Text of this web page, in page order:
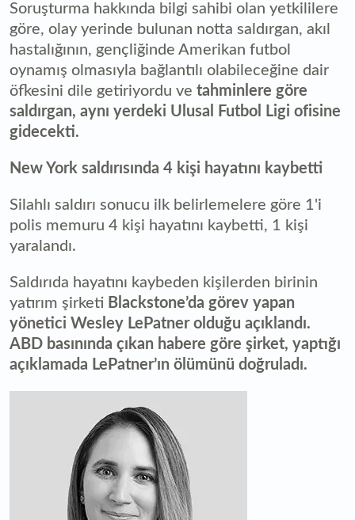
Soruşturma hakkında bilgi sahibi olan yetkililere
göre, olay yerinde bulunan notta saldırgan, akıl
hastalığının, gençliğinde Amerikan futbol
oynamış olmasıyla bağlantılı olabileceğine dair
öfkesini dile getiriyordu ve tahminlere göre
saldırgan, aynı yerdeki Ulusal Futbol Ligi ofisine
gidecekti.
New York saldırısında 4 kişi hayatını kaybetti
Silahlı saldırı sonucu ilk belirlemelere göre 1'i
polis memuru 4 kişi hayatını kaybetti, 1 kişi
yaralandı.
Saldırıda hayatını kaybeden kişilerden birinin
yatırım şirketi Blackstone’da görev yapan
yönetici Wesley LePatner olduğu açıklandı.
ABD basınında çıkan habere göre şirket, yaptığı
açıklamada LePatner’ın ölümünü doğruladı.